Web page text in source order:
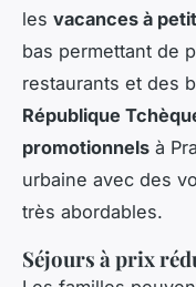
les vacances à
bas permettant de
restaurants et des
République
promotionnels à
urbaine avec des
très abordables.
Séjours à prix